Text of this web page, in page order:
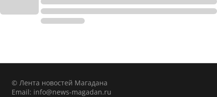
© Лента новостей Магадана
Email: info@news-magadan.ru